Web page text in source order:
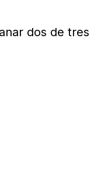
dos de tres